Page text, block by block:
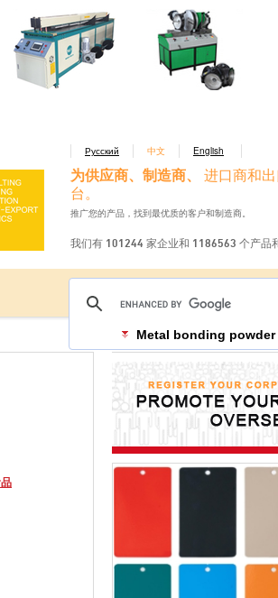
Русский 中文 English
为供应商、制造商、
进口商和
台。
推广您的产品，找到最优质的客户和制造商。
我们有 101244 家企业和 1186563 个产品
Metal bonding powder